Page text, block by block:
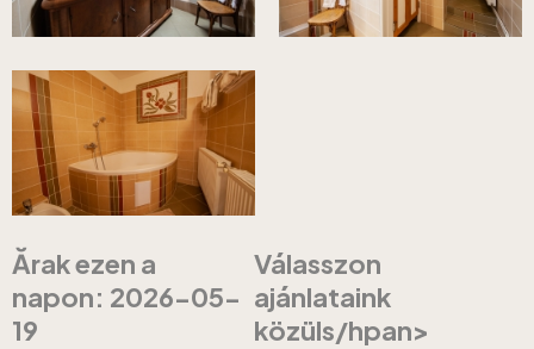
Ărak ezen a
napon: 2026-05-
19
Válasszon
ajánlataink
közüls/hpan>